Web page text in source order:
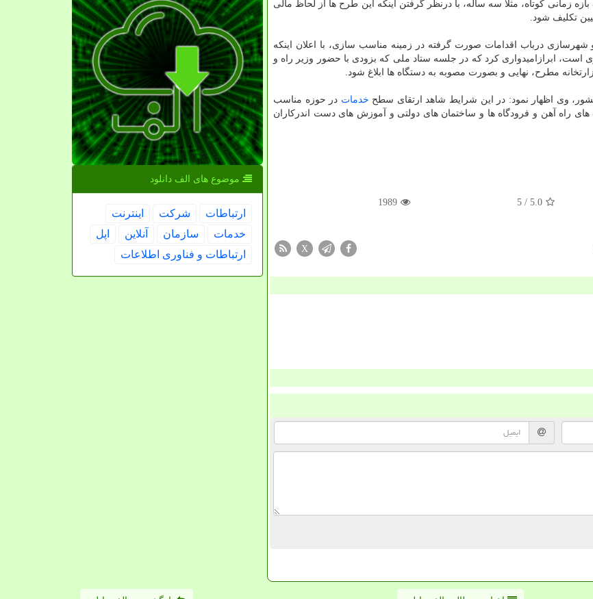
زمانی کوتاه، مثلا سه ساله، با درنظر گرفتن اینکه این طرح ها از لحاظ مالی
تکلیف شود.
شهرسازی درباب اقدامات صورت گرفته در زمینه مناسب سازی، با اعلان اینکه
ابرازامیدواری کرد که در جلسه ستاد ملی که بزودی با حضور وزیر راه و
مطرح، نهایی و بصورت مصوبه به دستگاه ها ابلاغ شود.
وی اظهار نمود: در این شرایط شاهد ارتقای سطح خدمات در حوزه مناسب
راه آهن و فرودگاه ها و ساختمان های دولتی و آموزش های دست اندرکاران
5.0
/ 5
1989
X
موضوع های الف دانلود
ارتباطات شركت
اینترنت
خدمات
سازمان آنلاین
اپل
ارتباطات و فناوری اطلاعات